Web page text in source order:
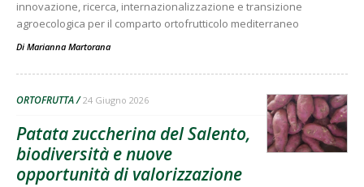
innovazione, ricerca, internazionalizzazione e transizione
agroecologica per il comparto ortofrutticolo mediterraneo
Di Marianna Martorana
ORTOFRUTTA 24 Giugno 2026
Patata zuccherina del Salento,
biodiversità e nuove
opportunità di valorizzazione